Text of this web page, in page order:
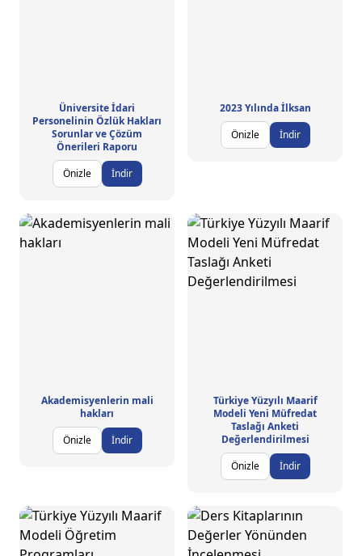
Üniversite İdari
Personelinin Özlük Hakları
Sorunlar ve Çözüm
Önerileri Raporu
Önizle
İndir
2023 Yılında İlksan
Önizle
İndir
Akademisyenlerin mali
hakları
Önizle
İndir
Türkiye Yüzyılı Maarif
Modeli Yeni Müfredat
Taslağı Anketi
Değerlendirilmesi
Önizle
İndir